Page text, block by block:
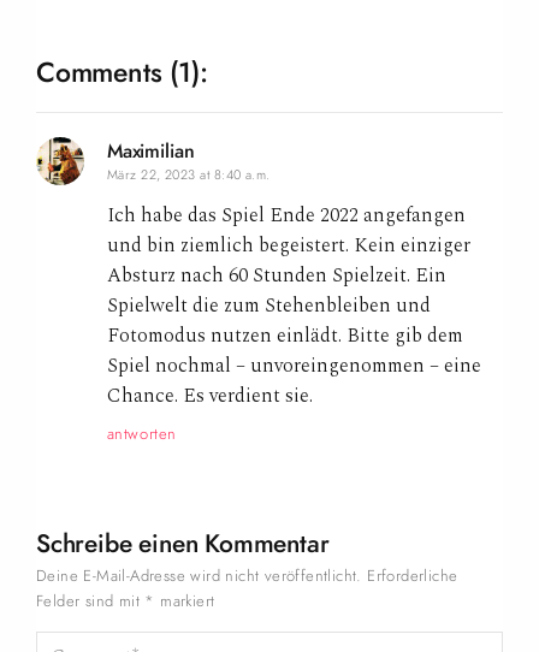
Comments (1):
Maximilian
März 22, 2023 at 8:40 a.m.
Ich habe das Spiel Ende 2022 angefangen
und bin ziemlich begeistert. Kein einziger
Absturz nach 60 Stunden Spielzeit. Ein
Spielwelt die zum Stehenbleiben und
Fotomodus nutzen einlädt. Bitte gib dem
Spiel nochmal – unvoreingenommen – eine
Chance. Es verdient sie.
antworten
Schreibe einen Kommentar
Deine E-Mail-Adresse wird nicht veröffentlicht. Erforderliche
Felder sind mit * markiert